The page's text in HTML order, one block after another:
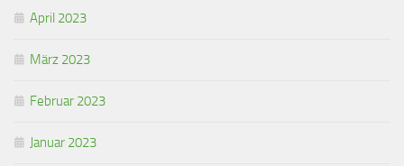
April 2023
März 2023
Februar 2023
Januar 2023